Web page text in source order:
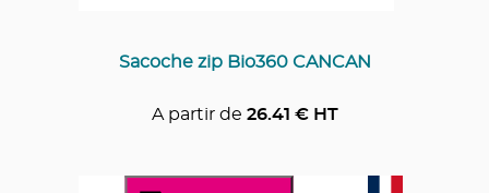
Sacoche zip Bio360 CANCAN
A partir de 26.41 € HT